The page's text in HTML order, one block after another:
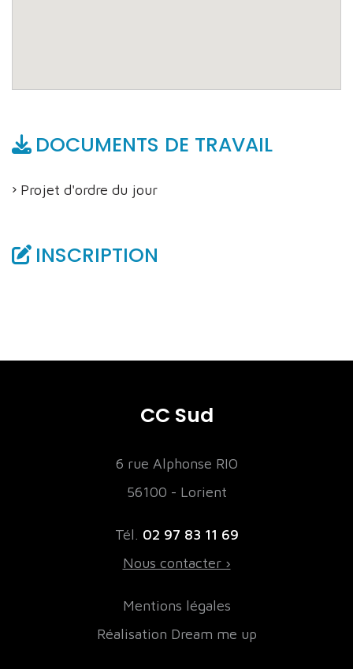
DOCUMENTS DE TRAVAIL
Projet d'ordre du jour
INSCRIPTION
CC Sud
6 rue Alphonse RIO
56100 - Lorient
Tél. 02 97 83 11 69
Nous contacter ›
Mentions légales
Réalisation Dream me up